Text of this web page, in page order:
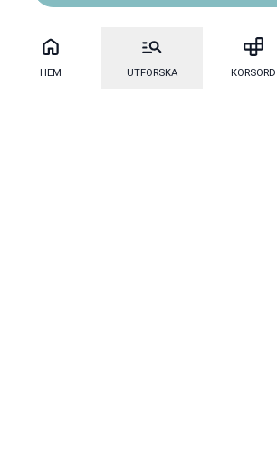
HEM UTFORSKA KORSORD